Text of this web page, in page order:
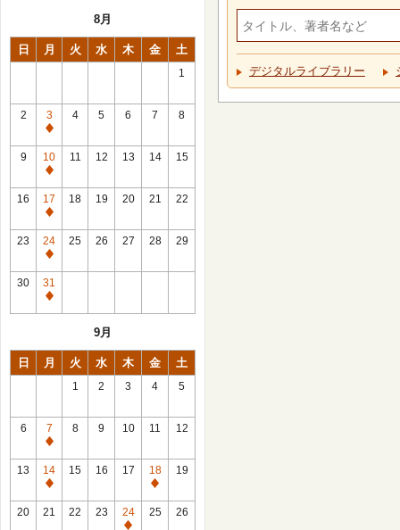
8月
日 月 火 水 木 金 土
1
2
3
休
館
日
4 5 6 7 8
9
10
休
館
日
11 12 13 14 15
16
17
休
館
日
18 19 20 21 22
23
24
休
館
日
25 26 27 28 29
30
31
休
9月
日 月 火 水 木 金 土
1 2 3 4 5
6
7
休
館
日
8 9 10 11 12
13
14
休
館
15 16 17
18
休
館
19
20 21 22 23
24
25 26
デジタルライブラリー